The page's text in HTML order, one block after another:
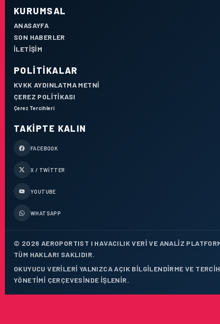
KURUMSAL
ANASAYFA
SON HABERLER
İLETIŞIM
POLITIKALAR
KVKK AYDINLATMA METNI
ÇEREZ POLITIKASI
Çerez Tercihleri
TAKIPTE KALIN
FACEBOOK
X / TWITTER
YOUTUBE
WHATSAPP
© 2026 AEROPORTIST I HAVACILIK VERI VE ANALIZ
TÜM HAKLARI SAKLIDIR.
OKUYUCU VERILERI YALNIZCA AÇIK BILGILENDIRME VE TERCIH
YÖNETIMI ÇERÇEVESINDE IŞLENIR.